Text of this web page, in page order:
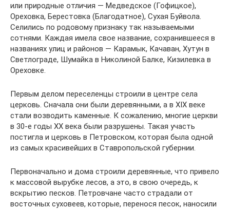
или природные отличия — Медведское (Гофицкое),
Ореховка, Берестовка (Благодатное), Сухая Буйвола.
Селились по родовому признаку так называемыми
сотнями. Каждая имела свое название, сохранившееся в
названиях улиц и районов — Карамык, Качаван, Хутун в
Светлограде, Шумайка в Николиной Балке, Кизилевка в
Ореховке.
Первым делом переселенцы строили в центре села
церковь. Сначала они были деревянными, а в XIX веке
стали возводить каменные. К сожалению, многие церкви
в 30-е годы XX века были разрушены. Такая участь
постигла и церковь в Петровском, которая была одной
из самых красивейших в Ставропольской губернии.
Первоначально и дома строили деревянные, что привело
к массовой вырубке лесов, а это, в свою очередь, к
вскрытию песков. Петровчане часто страдали от
восточных суховеев, которые, перенося песок, наносили